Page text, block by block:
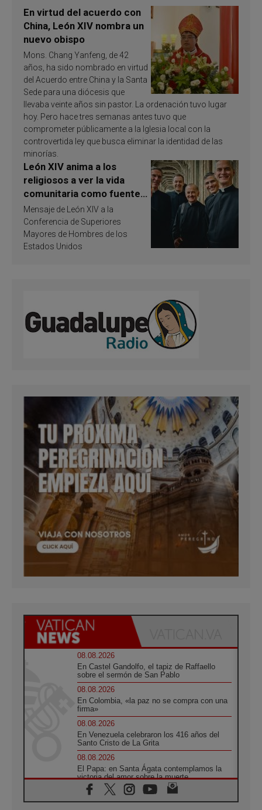
En virtud del acuerdo con
China, León XIV nombra un
nuevo obispo
Mons. Chang Yanfeng, de 42
años, ha sido nombrado en virtud
del Acuerdo entre China y la Santa
Sede para una diócesis que
llevaba veinte años sin pastor. La ordenación tuvo lugar
hoy. Pero hace tres semanas antes tuvo que
comprometer públicamente a la Iglesia local con la
controvertida ley que busca eliminar la identidad de las
minorías.
León XIV anima a los
religiosos a ver la vida
comunitaria como fuente
de inspiración y
santificación
Mensaje de León XIV a la
Conferencia de Superiores
Mayores de Hombres de los
Estados Unidos
08.08.2026
En Castel Gandolfo, el tapiz de Raffaello
sobre el sermón de San Pablo
08.08.2026
En Colombia, «la paz no se compra con una
firma»
08.08.2026
En Venezuela celebraron los 416 años del
Santo Cristo de La Grita
08.08.2026
El Papa: en Santa Ágata contemplamos la
victoria del amor sobre la muerte
08.08.2026
León XIV visitará el Santuario de la Madre